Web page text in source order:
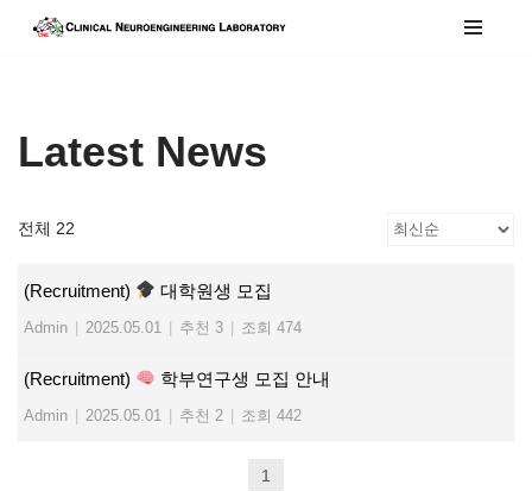
뛰
Latest News
전체 22
(Recruitment) 대학원생 모집
Admin | 2025.05.01 | 추천 3 | 조회 474
(Recruitment) 학부연구생 모집 안내
Admin | 2025.05.01 | 추천 2 | 조회 442
1